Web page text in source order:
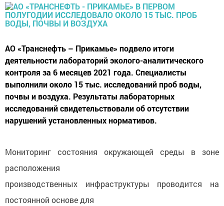
АО «Транснефть – Прикамье» подвело итоги
деятельности лабораторий эколого-аналитического
контроля за 6 месяцев 2021 года. Специалисты
выполнили около 15 тыс. исследований проб воды,
почвы и воздуха. Результаты лабораторных
исследований свидетельствовали об отсутствии
нарушений установленных нормативов.
Мониторинг состояния окружающей среды в зоне
расположения
производственных инфраструктуры проводится на
постоянной основе для